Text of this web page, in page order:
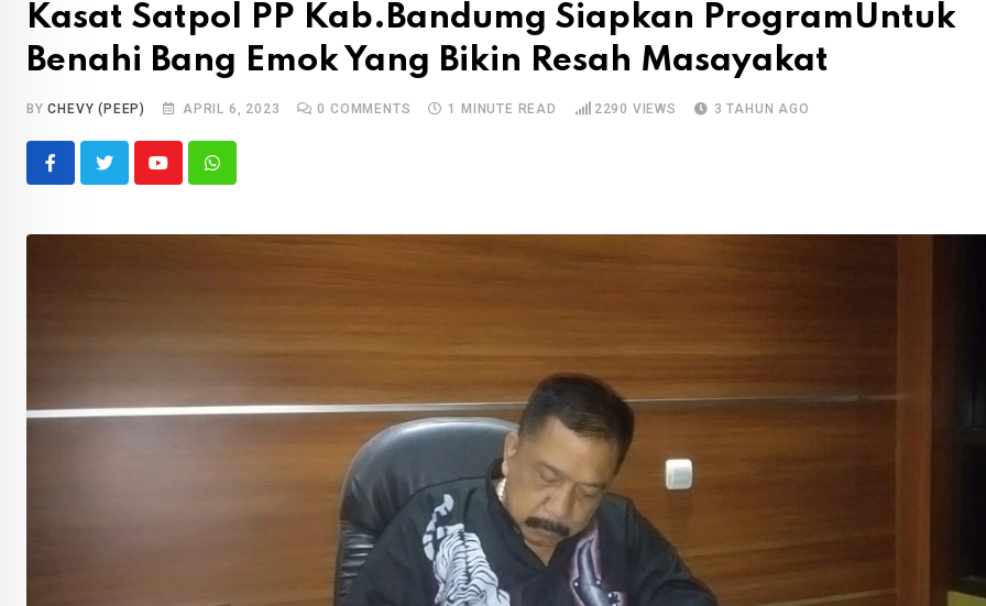
Kasat Satpol PP Kab.Bandumg Siapkan ProgramUntuk
Benahi Bang Emok Yang Bikin Resah Masayakat
BYCHEVY (PEEP) APRIL 6, 2023 0 COMMENTS 1 MINUTE READ 2290 VIEWS 3 TAHUN AGO
YoutubeWhatsapp